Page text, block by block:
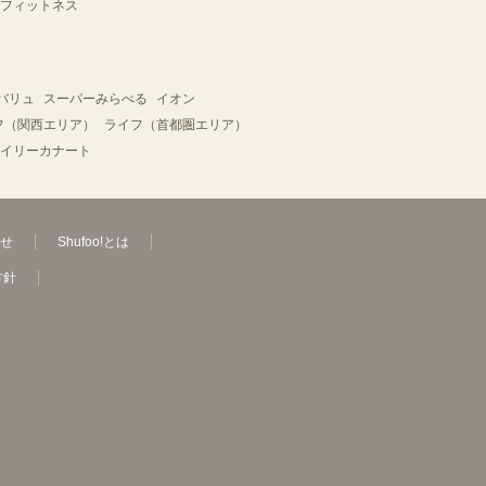
ィットネス
リュ スーパーみらべる
イオン
関西エリア）
ライフ（首都圏エリア）
リーカナート
Shufoo!とは
針